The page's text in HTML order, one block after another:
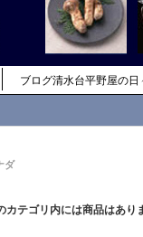
ブログ清水台平野屋の日
ダ
カテゴリ内には商品はあり